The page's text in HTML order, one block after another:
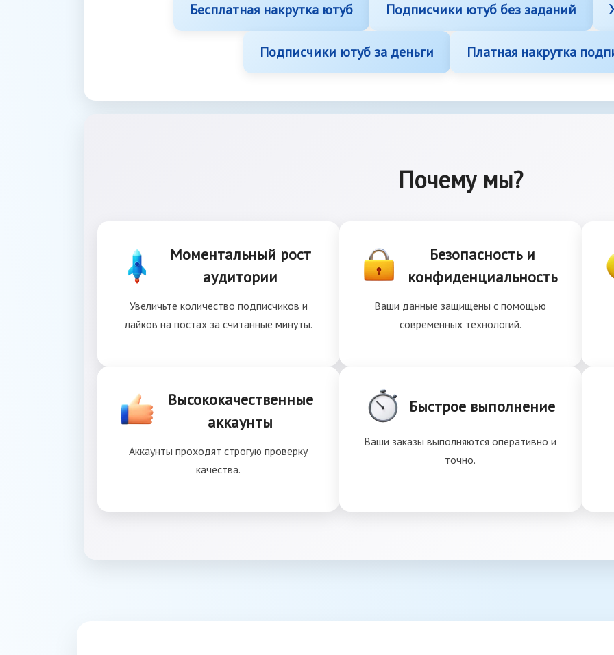
Бесплатная накрутка ютуб Подписчики ютуб без заданий
Подписчики ютуб за деньги Платная накрутка
Почему мы?
Моментальный рост
аудитории
Увеличьте количество подписчиков и
лайков на постах за считанные минуты.
Безопасность и
конфиденциальность
Ваши данные защищены с помощью
современных технологий.
Высококачественные
аккаунты
Аккаунты проходят строгую проверку
качества.
Быстрое выполнение
Ваши заказы выполняются оперативно и
точно.